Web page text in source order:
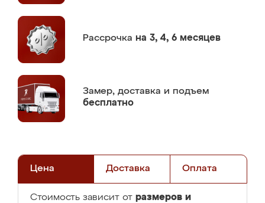
Рассрочка на 3, 4, 6 месяцев
Замер, доставка и подъем
бесплатно
Цена Доставка Оплата
Стоимость зависит от размеров и